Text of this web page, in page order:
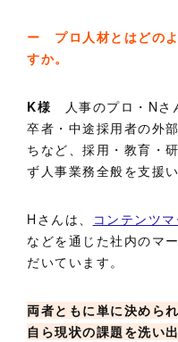
ー プロ人材とはどの
すか。
K様 人事のプロ・Nさ
卒者・中途採用者の外
ちなど、採用・教育・
ず人事業務全般を支援
Hさんは、 コンテンツ
などを通じた社内のマ
だいています。
両者ともに単に決めら
自ら現状の課題を洗い